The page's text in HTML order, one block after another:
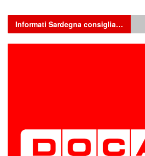
Informati Sardegna consiglia…